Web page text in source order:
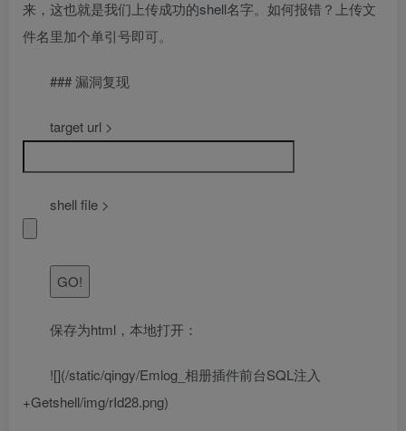
来，这也就是我们上传成功的shell名字。如何报错？上传文
件名里加个单引号即可。
### 漏洞复现
target url >
shell file >
保存为html，本地打开：
![](/static/qingy/Emlog_相册插件前台SQL注入
+Getshell/img/rId28.png)